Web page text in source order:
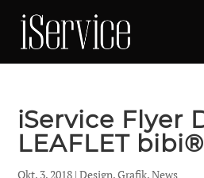
iService Flyer
LEAFLET
Okt. 3, 2018 |Design,Grafik,News